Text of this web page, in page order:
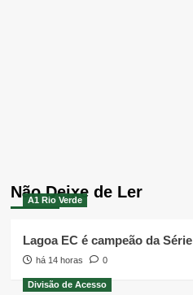
Não Deixe de Ler
A1 Rio Verde
Lagoa EC é campeão da
há 14 horas 0
Divisão de Acesso